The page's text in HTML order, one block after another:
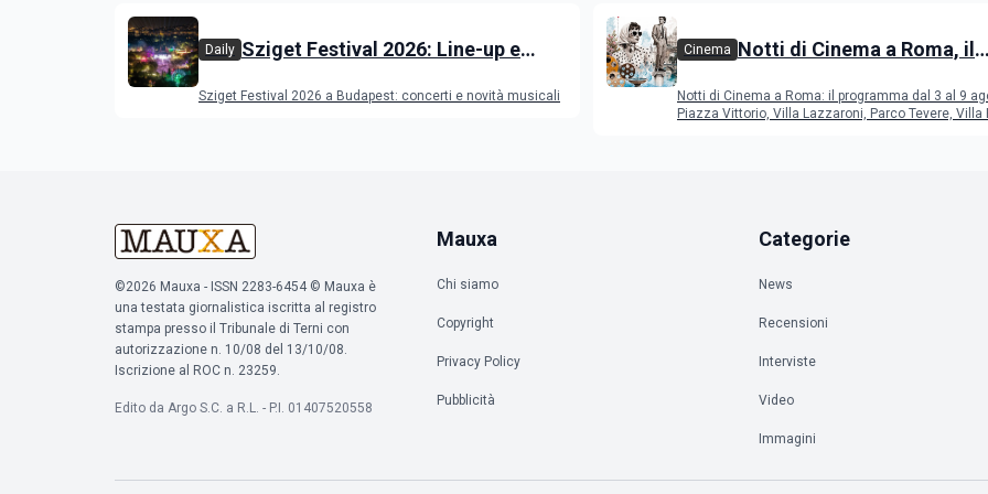
Daily Sziget Festival 2026: Line-up e
Sziget Festival 2026 a Budapest: concerti e novità musicali
Cinema Notti di Cinema a Roma, il
Notti di Cinema a Roma: il programma dal 3 al 9
Piazza Vittorio, Villa Lazzaroni, Parco Tevere, Villa
©2026 Mauxa - ISSN 2283-6454 © Mauxa è
una testata giornalistica iscritta al registro
stampa presso il Tribunale di Terni con
autorizzazione n. 10/08 del 13/10/08.
Iscrizione al ROC n. 23259.
Edito da Argo S.C. a R.L. - P.I. 01407520558
Mauxa
Chi siamo
Copyright
Privacy Policy
Pubblicità
Categorie
News
Recensioni
Interviste
Video
Immagini